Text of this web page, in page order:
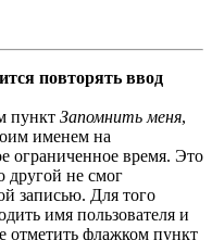
повторять ввод
пункт Запомнить меня,
именем на
ограниченное время. Это
другой не смог
записью. Для того
имя пользователя и
отметить флажком пункт